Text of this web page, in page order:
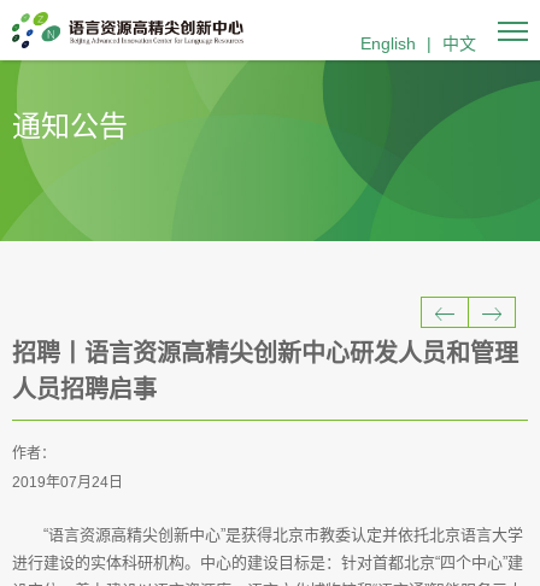
English | 中文
通知公告
招聘丨语言资源高精尖创新中心研发人员和管理
人员招聘启事
作者：
2019年07月24日
“语言资源高精尖创新中心”是获得北京市教委认定并依托北京语言大学
进行建设的实体科研机构。中心的建设目标是：针对首都北京“四个中心”建